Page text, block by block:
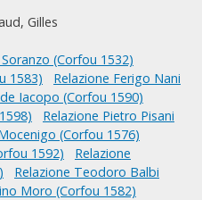
Gilles
(Corfou 1532)
1583)
Relazione Ferigo Nani
Iacopo (Corfou 1590)
Relazione Pietro Pisani
(Corfou 1576)
1592)
Relazione
Relazione Teodoro Balbi
Moro (Corfou 1582)